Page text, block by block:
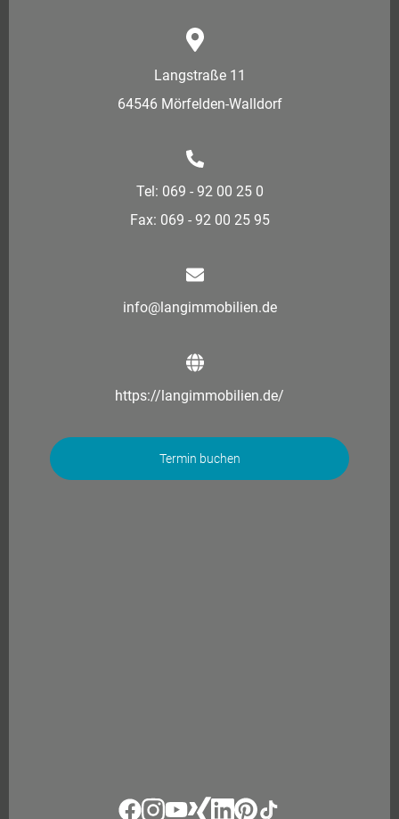
Langstraße 11
64546 Mörfelden-Walldorf
Tel: 069 - 92 00 25 0
Fax: 069 - 92 00 25 95
info@langimmobilien.de
https://langimmobilien.de/
Termin buchen